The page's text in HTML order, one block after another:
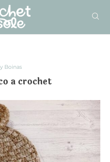
Boinas
a crochet